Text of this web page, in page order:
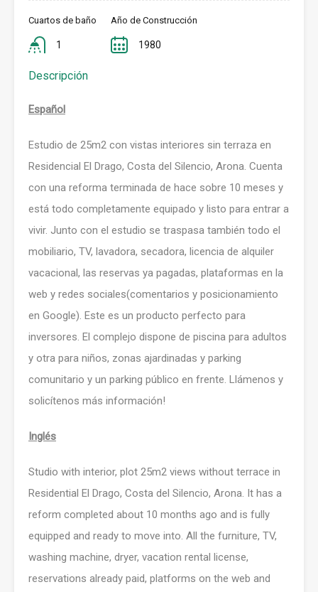
Cuartos de baño
1
Año de Construcción
1980
Descripción
Español
Estudio de 25m2 con vistas interiores sin terraza en
Residencial El Drago, Costa del Silencio, Arona. Cuenta
con una reforma terminada de hace sobre 10 meses y
está todo completamente equipado y listo para entrar a
vivir. Junto con el estudio se traspasa también todo el
mobiliario, TV, lavadora, secadora, licencia de alquiler
vacacional, las reservas ya pagadas, plataformas en la
web y redes sociales(comentarios y posicionamiento
en Google). Este es un producto perfecto para
inversores. El complejo dispone de piscina para adultos
y otra para niños, zonas ajardinadas y parking
comunitario y un parking público en frente. Llámenos y
solicítenos más información!
Inglés
Studio with interior, plot 25m2 views without terrace in
Residential El Drago, Costa del Silencio, Arona. It has a
reform completed about 10 months ago and is fully
equipped and ready to move into. All the furniture, TV,
washing machine, dryer, vacation rental license,
reservations already paid, platforms on the web and